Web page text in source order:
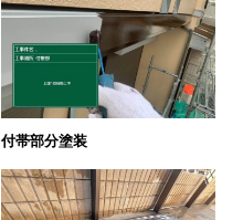
付帯部分塗装